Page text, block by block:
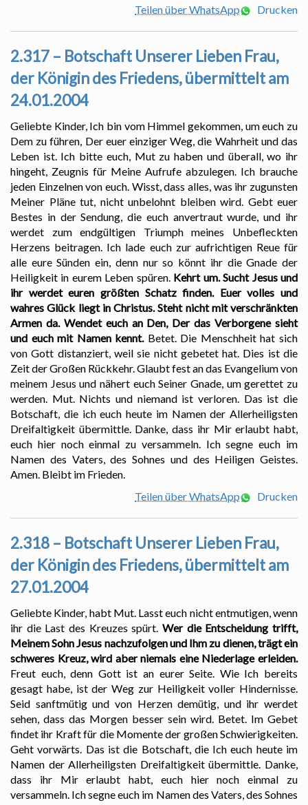
Teilen über WhatsApp
Drucken
2.317 – Botschaft Unserer Lieben Frau,
der Königin des Friedens, übermittelt am
24.01.2004
Geliebte Kinder, Ich bin vom Himmel gekommen, um euch zu
Dem zu führen, Der euer einziger Weg, die Wahrheit und das
Leben ist. Ich bitte euch, Mut zu haben und überall, wo ihr
hingeht, Zeugnis für Meine Aufrufe abzulegen. Ich brauche
jeden Einzelnen von euch. Wisst, dass alles, was ihr zugunsten
Meiner Pläne tut, nicht unbelohnt bleiben wird. Gebt euer
Bestes in der Sendung, die euch anvertraut wurde, und ihr
werdet zum endgültigen Triumph meines Unbefleckten
Herzens beitragen. Ich lade euch zur aufrichtigen Reue für
alle eure Sünden ein, denn nur so könnt ihr die Gnade der
Heiligkeit in eurem Leben spüren. Kehrt um. Sucht Jesus und
ihr werdet euren größten Schatz finden. Euer volles und
wahres Glück liegt in Christus. Steht nicht mit verschränkten
Armen da. Wendet euch an Den, Der das Verborgene sieht
und euch mit Namen kennt.Betet. Die Menschheit hat sich
von Gott distanziert, weil sie nicht gebetet hat. Dies ist die
Zeit der Großen Rückkehr. Glaubt fest an das Evangelium von
meinem Jesus und nähert euch Seiner Gnade, um gerettet zu
werden. Mut. Nichts und niemand ist verloren. Das ist die
Botschaft, die ich euch heute im Namen der Allerheiligsten
Dreifaltigkeit übermittle. Danke, dass ihr Mir erlaubt habt,
euch hier noch einmal zu versammeln. Ich segne euch im
Namen des Vaters, des Sohnes und des Heiligen Geistes.
Amen. Bleibt im Frieden.
Teilen über WhatsApp
Drucken
2.318 – Botschaft Unserer Lieben Frau,
der Königin des Friedens, übermittelt am
27.01.2004
Geliebte Kinder, habt Mut. Lasst euch nicht entmutigen, wenn
ihr die Last des Kreuzes spürt. Wer die Entscheidung trifft,
Meinem Sohn Jesus nachzufolgen und Ihm zu dienen, trägt ein
schweres Kreuz, wird aber niemals eine Niederlage erleiden.
Freut euch, denn Gott ist an eurer Seite. Wie Ich bereits
gesagt habe, ist der Weg zur Heiligkeit voller Hindernisse.
Seid sanftmütig und von Herzen demütig, und ihr werdet
sehen, dass das Morgen besser sein wird. Betet. Im Gebet
findet ihr Kraft für die Momente der großen Schwierigkeiten.
Geht vorwärts. Das ist die Botschaft, die Ich euch heute im
Namen der Allerheiligsten Dreifaltigkeit übermittle. Danke,
dass ihr Mir erlaubt habt, euch hier noch einmal zu
versammeln. Ich segne euch im Namen des Vaters, des Sohnes